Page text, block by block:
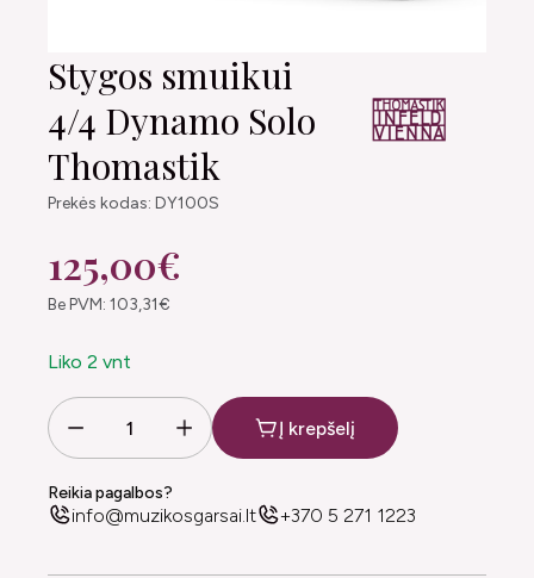
Stygos smuikui
4/4 Dynamo Solo
Thomastik
Prekės kodas: DY100S
125,00€
Be PVM: 103,31€
Liko 2 vnt
Į krepšelį
Reikia pagalbos?
info@muzikosgarsai.lt +370 5 271 1223